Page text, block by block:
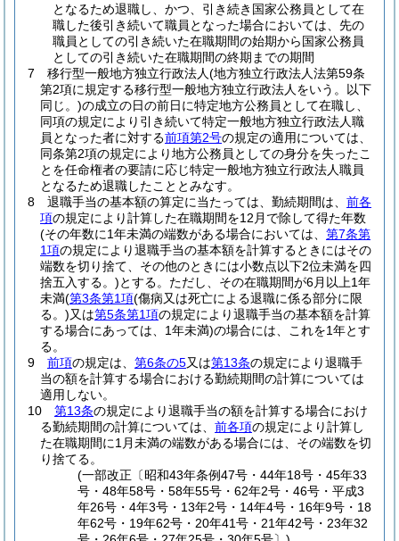
となるため退職し、かつ、引き続き国家公務員として在
職した後引き続いて職員となった場合においては、先の
職員としての引き続いた在職期間の始期から国家公務員
としての引き続いた在職期間の終期までの期間
7
移行型一般地方独立行政法人(地方独立行政法人法第59条
第2項に規定する移行型一般地方独立行政法人をいう。以下
同じ。)の成立の日の前日に特定地方公務員として在職し、
同項の規定により引き続いて特定一般地方独立行政法人職
員となった者に対する前項第2号の規定の適用については、
同条第2項の規定により地方公務員としての身分を失ったこ
とを任命権者の要請に応じ特定一般地方独立行政法人職員
となるため退職したこととみなす。
8
退職手当の基本額の算定に当たっては、勤続期間は、 前各
項の規定により計算した在職期間を12月で除して得た年数
(その年数に1年未満の端数がある場合においては、 第7条第
1項の規定により退職手当の基本額を計算するときにはその
端数を切り捨て、その他のときには小数点以下2位未満を四
捨五入する。)とする。 ただし、その在職期間が6月以上1年
未満(第3条第1項(傷病又は死亡による退職に係る部分に限
る。)又は第5条第1項の規定により退職手当の基本額を計算
する場合にあっては、1年未満)の場合には、これを1年とす
る。
9
前項の規定は、 第6条の5又は第13条の規定により退職手
当の額を計算する場合における勤続期間の計算については
適用しない。
10
第13条の規定により退職手当の額を計算する場合におけ
る勤続期間の計算については、 前各項の規定により計算し
た在職期間に1月未満の端数がある場合には、その端数を切
り捨てる。
(一部改正〔昭和43年条例47号・44年18号・45年33
号・48年58号・58年55号・62年2号・46号・平成3
年26号・4年3号・13年2号・14年4号・16年9号・18
年62号・19年62号・20年41号・21年42号・23年32